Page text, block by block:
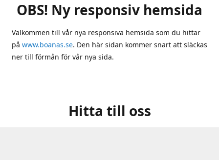
OBS! Ny responsiv hemsida
Välkommen till vår nya responsiva hemsida som du hittar
på www.boanas.se. Den här sidan kommer snart att släckas
ner till förmån för vår nya sida.
Hitta till oss